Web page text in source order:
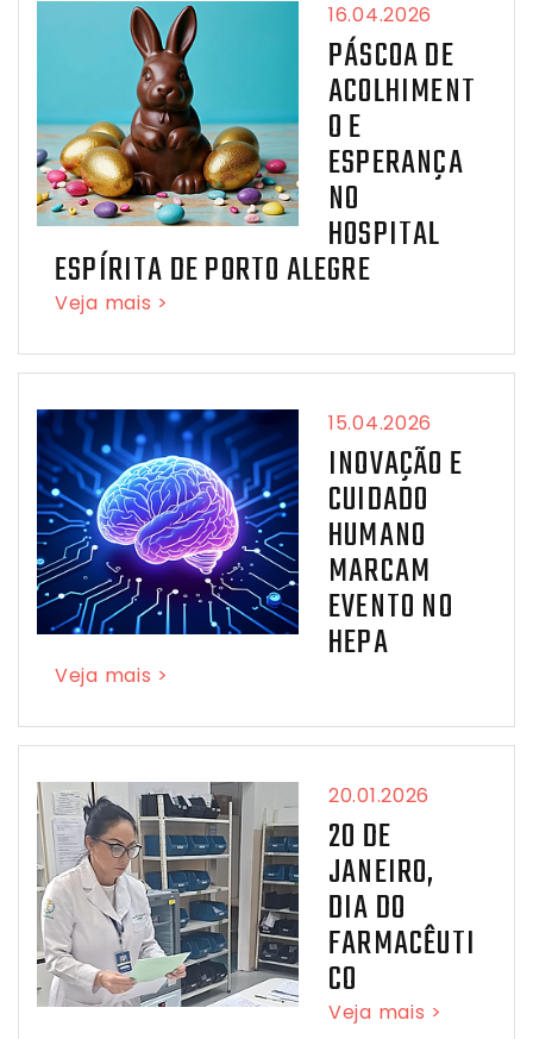
16.04.2026
PÁSCOA DE
ACOLHIMENT
O E
ESPERANÇA
NO
HOSPITAL
ESPÍRITA DE PORTO ALEGRE
Veja mais >
15.04.2026
INOVAÇÃO E
CUIDADO
HUMANO
MARCAM
EVENTO NO
HEPA
Veja mais >
20.01.2026
20 DE
JANEIRO,
DIA DO
FARMACÊUTI
CO
Veja mais >